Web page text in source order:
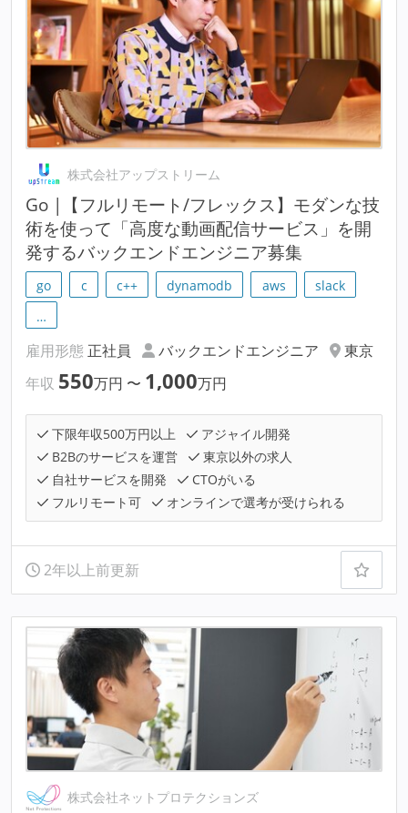
株式会社アップストリーム
Go |【フルリモート/フレックス】モダンな技
術を使って「高度な動画配信サービス」を開
発するバックエンドエンジニア募集
go c c++ dynamodb aws
slack
…
雇用形態 正社員 バックエンドエンジニア
東京
年収 550万円 〜 1,000万円
下限年収500万円以上
アジャイル開発
B2Bのサービスを運営
東京以外の求人
自社サービスを開発
CTOがいる
フルリモート可
オンラインで選考が受けられる
2年以上前更新
株式会社ネットプロテクションズ